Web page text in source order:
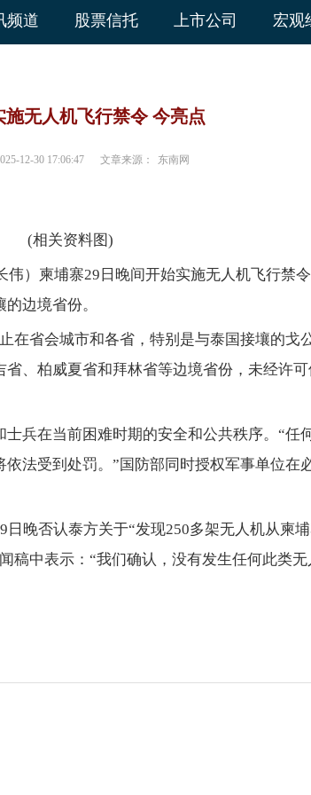
频道 股票信托 上市公司 宏观
施无人机飞行禁令 今亮点
12-30 17:06:47 文章来源： 东南网
(相关资料图)
伟）柬埔寨29日晚间开始实施无人机飞行禁
边境省份。
在省会城市和各省，特别是与泰国接壤的戈
、柏威夏省和拜林省等边境省份，未经许
兵在当前困难时期的安全和公共秩序。“任
法受到处罚。”国防部同时授权军事单位在
晚否认泰方关于“发现250多架无人机从柬
稿中表示：“我们确认，没有发生任何此类